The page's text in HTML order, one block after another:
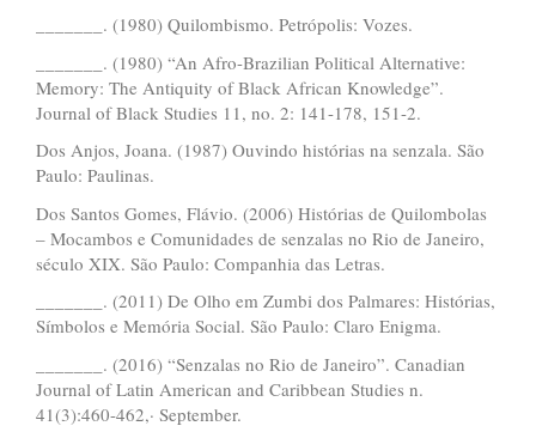
_______. (1980) Quilombismo. Petrópolis: Vozes.
_______. (1980) “An Afro-Brazilian Political Alternative:
Memory: The Antiquity of Black African Knowledge”.
Journal of Black Studies 11, no. 2: 141-178, 151-2.
Dos Anjos, Joana. (1987) Ouvindo histórias na senzala. São
Paulo: Paulinas.
Dos Santos Gomes, Flávio. (2006) Histórias de Quilombolas
– Mocambos e Comunidades de senzalas no Rio de Janeiro,
século XIX. São Paulo: Companhia das Letras.
_______. (2011) De Olho em Zumbi dos Palmares: Histórias,
Símbolos e Memória Social. São Paulo: Claro Enigma.
_______. (2016) “Senzalas no Rio de Janeiro”. Canadian
Journal of Latin American and Caribbean Studies n.
41(3):460-462,· September.